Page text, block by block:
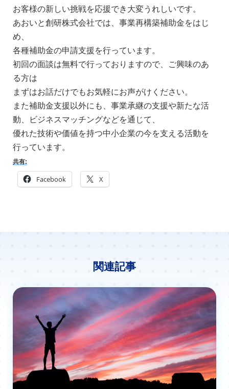
お客様の新しい挑戦を応援でき大変うれしいです。
あおいと創研株式会社では、事業再構築補助金をはじ
め、
各種補助金の申請支援を行っています。
初回の面談は無料で行っておりますので、ご興味のあ
る方は
まずはお話だけでもお気軽にお声がけください。
また補助金支援以外にも、事業承継の支援や新たな活
動、ビジネスマッチングなどを通じて、
優れた技術や価値を持つ中小企業の今を支える活動を
行っています。
共有:
Facebook X
関連記事